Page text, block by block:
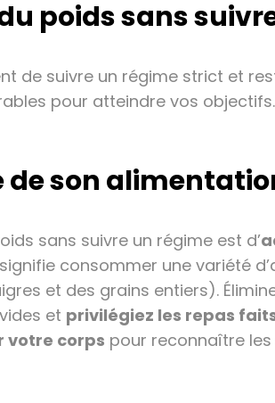
poids sans
de suivre un régime strict et
pour atteindre vos
de son
sans suivre un régime est d’
consommer une variété
et des grains entiers).
et privilégiez les repas
votre corps pour reconnaître